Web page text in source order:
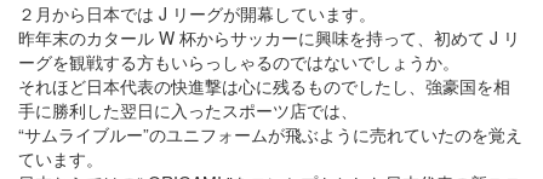
２月から日本では J リーグが開幕しています。
昨年末のカタール W 杯からサッカーに興味を持って、初めて J リ
ーグを観戦する方もいらっしゃるのではないでしょうか。
それほど日本代表の快進撃は心に残るものでしたし、強豪国を相
手に勝利した翌日に入ったスポーツ店では、
“サムライブルー”のユニフォームが飛ぶように売れていたのを覚え
ています。